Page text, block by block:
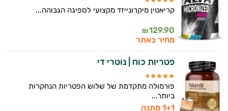
קריאטין מיקרונייזד מקצועי לספיגה הגבוהה...
129.90
₪
מחיר באתר
פטריות כוח | נוטרי די
פורמולה מתקדמת של שלוש הפטריות הנחקרות
ביותר...
1+1 מתנה
המטרה שלי היא להתאים עבורך המלצות
אישיות מבוססות מדעית.
זה הזמן להתחיל. איך אוכל לעזור?